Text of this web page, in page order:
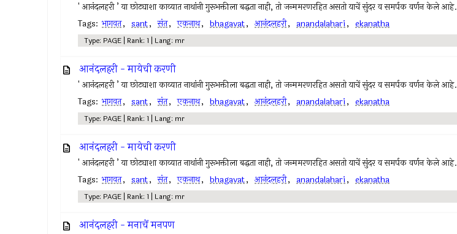
' आनंदलहरी ’ या छोट्याशा काव्यात नाथांनी गुरूभक्तीला बद्धता नाही, तो जन्ममरणरहित असतो याचें सुंदर व समर्पक वर्णन केले आहे.
Tags: भागवत, sant, संत, एकनाथ, bhagavat, आनंदलहरी, anandalahari, ekanatha
Type: PAGE | Rank: 1 | Lang: mr
आनंदलहरी - मायेची करणी
' आनंदलहरी ’ या छोट्याशा काव्यात नाथांनी गुरूभक्तीला बद्धता नाही, तो जन्ममरणरहित असतो याचें सुंदर व समर्पक वर्णन केले आहे.
Tags: भागवत, sant, संत, एकनाथ, bhagavat, आनंदलहरी, anandalahari, ekanatha
Type: PAGE | Rank: 1 | Lang: mr
आनंदलहरी - मायेची करणी
' आनंदलहरी ’ या छोट्याशा काव्यात नाथांनी गुरूभक्तीला बद्धता नाही, तो जन्ममरणरहित असतो याचें सुंदर व समर्पक वर्णन केले आहे.
Tags: भागवत, sant, संत, एकनाथ, bhagavat, आनंदलहरी, anandalahari, ekanatha
Type: PAGE | Rank: 1 | Lang: mr
आनंदलहरी - मनाचें मनपण